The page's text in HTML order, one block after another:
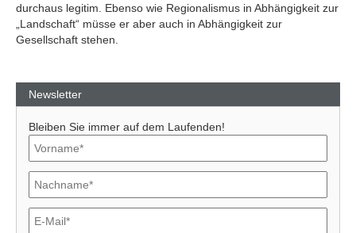
durchaus legitim. Ebenso wie Regionalismus in Abhängigkeit zur
„Landschaft“ müsse er aber auch in Abhängigkeit zur
Gesellschaft stehen.
Newsletter
Bleiben Sie immer auf dem Laufenden!